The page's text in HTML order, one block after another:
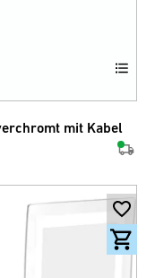
mit Kabel